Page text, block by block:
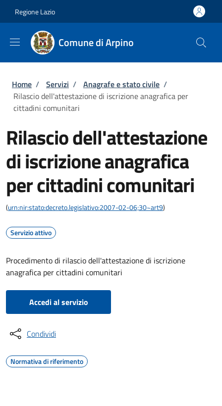
Regione Lazio
Comune di Arpino
Briciole di pane
Home / Servizi / Anagrafe e stato civile /
Rilascio dell'attestazione di iscrizione anagrafica per
cittadini comunitari
Rilascio dell'attestazione
di iscrizione anagrafica
per cittadini comunitari
(urn:nir:stato:decreto.legislativo:2007-02-06;30~art9)
Servizio attivo
Procedimento di rilascio dell'attestazione di iscrizione
anagrafica per cittadini comunitari
Accedi al servizio
Condividi
Normativa di riferimento